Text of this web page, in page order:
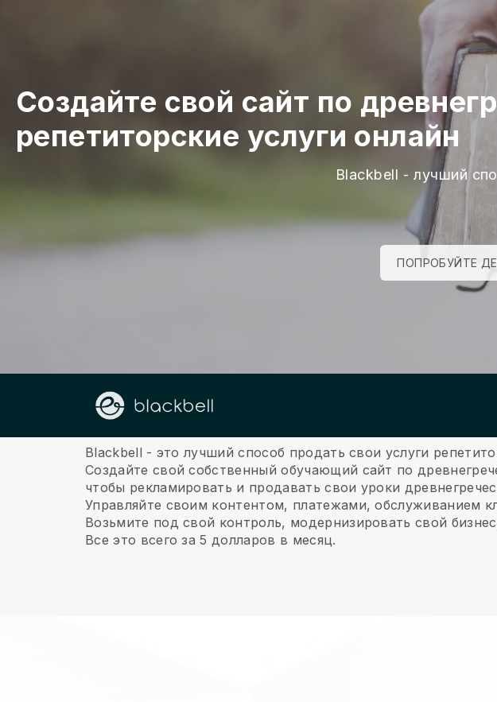
Создайте свой сайт по
репетиторские услуги онлайн
Blackbell - лучший
ПОПРОБУЙТЕ
О нас
Blackbell - это лучший способ продать свои услуги
Создайте свой собственный обучающий сайт по
чтобы рекламировать и продавать свои уроки
Управляйте своим контентом, платежами, обслуживанием
Возьмите под свой контроль, модернизировать свой
Все это всего за 5 долларов в месяц.